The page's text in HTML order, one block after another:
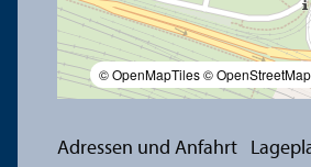
© OpenMapTiles©
Adressen und Anfahrt